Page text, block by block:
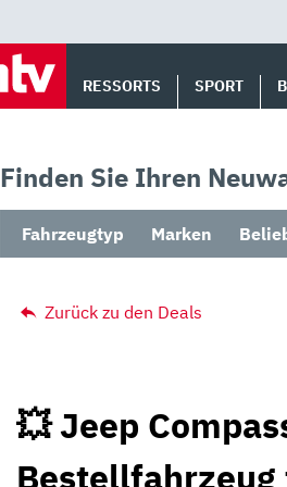
RESSORTS SPORT
Finden Sie Ihren
Fahrzeugtyp Marken
Zurück zu den Deals
💥 Jeep
Bestellfahrzeug